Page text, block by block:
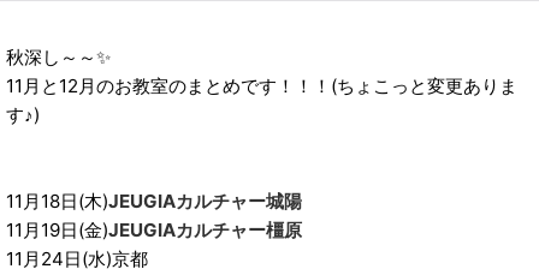
秋深し～～✨
11月と12月のお教室のまとめです！！！(ちょこっと変更ありま
す♪)
11月18日(木)JEUGIAカルチャー城陽
11月19日(金)JEUGIAカルチャー橿原
11月24日(水)京都